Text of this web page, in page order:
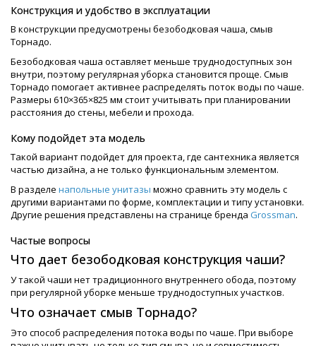
Конструкция и удобство в эксплуатации
В конструкции предусмотрены безободковая чаша, смыв
Торнадо.
Безободковая чаша оставляет меньше труднодоступных зон
внутри, поэтому регулярная уборка становится проще. Смыв
Торнадо помогает активнее распределять поток воды по чаше.
Размеры 610×365×825 мм стоит учитывать при планировании
расстояния до стены, мебели и прохода.
Кому подойдет эта модель
Такой вариант подойдет для проекта, где сантехника является
частью дизайна, а не только функциональным элементом.
В разделе напольные унитазы можно сравнить эту модель с
другими вариантами по форме, комплектации и типу установки.
Другие решения представлены на странице бренда Grossman.
Частые вопросы
Что дает безободковая конструкция чаши?
У такой чаши нет традиционного внутреннего обода, поэтому
при регулярной уборке меньше труднодоступных участков.
Что означает смыв Торнадо?
Это способ распределения потока воды по чаше. При выборе